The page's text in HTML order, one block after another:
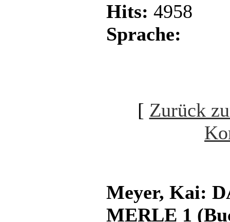
Hits: 4958
Sprache:
[ Zurück
Meyer, Kai:
MERLE 1